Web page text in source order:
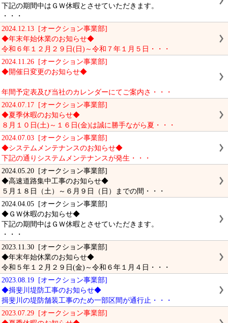
下記の期間中はＧＷ休暇とさせていただきます。
・・・
2024.12.13 [オークション事業部]
◆年末年始休業のお知らせ◆
令和６年１２月２９日(日)～令和７年１月５日・・・
2024.11.26 [オークション事業部]
◆開催日変更のお知らせ◆
年間予定表及び当社のカレンダーにてご案内さ・・・
2024.07.17 [オークション事業部]
◆夏季休暇のお知らせ◆
８月１０日(土)～１６日(金)は誠に勝手ながら夏・・・
2024.07.03 [オークション事業部]
◆システムメンテナンスのお知らせ◆
下記の通りシステムメンテナンスが発生・・・
2024.05.20 [オークション事業部]
◆高速道路集中工事のお知らせ◆
５月１８日（土）～６月９日（日）までの間・・・
2024.04.05 [オークション事業部]
◆ＧＷ休暇のお知らせ◆
下記の期間中はＧＷ休暇とさせていただきます。
・・・
2023.11.30 [オークション事業部]
◆年末年始休業のお知らせ◆
令和５年１２月２９日(金)～令和６年１月４日・・・
2023.08.19 [オークション事業部]
◆揖斐川堤防工事のお知らせ◆
揖斐川の堤防舗装工事のため一部区間が通行止・・・
2023.07.29 [オークション事業部]